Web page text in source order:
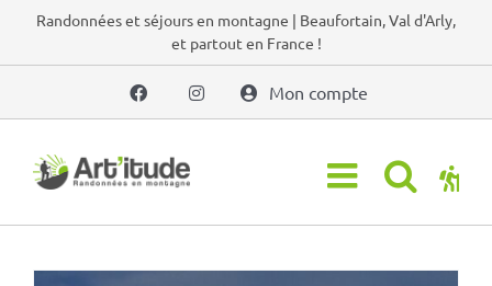
PasserRandonnées et séjours en montagne | Beaufortain, Val d'Arly,
et partout en France !
Mon compte